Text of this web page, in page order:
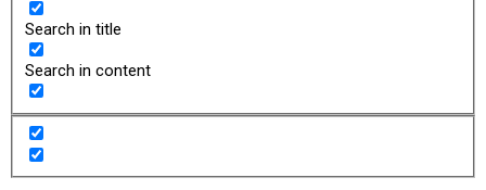
Search in title
Search in content